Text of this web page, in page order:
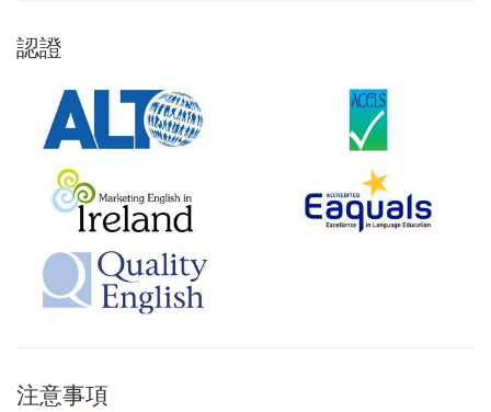
認證
注意事項